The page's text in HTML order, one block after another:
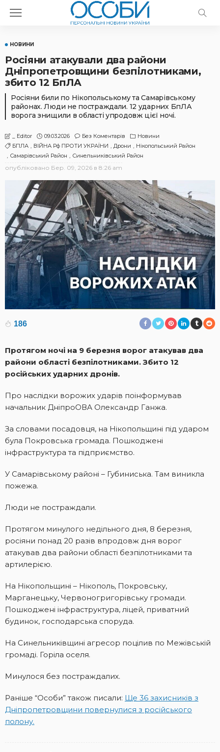
НОВИНИ
Росіяни атакували два райони
Дніпропетровщини безпілотниками,
збито 12 БпЛА
Росіяни били по Нікопольському та Самарівському
районах. Люди не постраждали. 12 ударних БпЛА
ворога знищили в області упродовж цієї ночі.
_ Editor 09.03.2026 Без Коментарів
Новини
БПЛА
ВІЙНА Рф ПРОТИ УКРАЇНИ Дрони
Нікопольський Район
Самарівський Район
Синельниківський Район
опубліковано Бер. 09, 2026 в 8:26 am
186
Протягом ночі на 9 березня ворог атакував два
райони області безпілотниками. Збито 12
російських ударних дронів.
Про наслідки ворожих ударів поінформував
начальник ДніпроОВА Олександр Ганжа.
За словами посадовця, на Нікопольщині під ударом
була Покровська громада. Пошкоджені
інфраструктура та підприємство.
У Самарівському районі – Губиниська. Там виникла
пожежа.
Люди не постраждали.
Протягом минулого недільного дня, 8 березня,
росіяни понад 20 разів впродовж дня ворог
атакував два райони області безпілотниками та
артилерією.
На Нікопольщині – Нікополь, Покровську,
Марганецьку, Червоногригорівську громади.
Пошкоджені інфраструктура, ліцей, приватний
будинок, господарська споруда.
На Синельниківщині агресор поцілив по Межівській
громаді. Горіла оселя.
Минулося без постраждалих.
Раніше “Особи” також писали: Ще 36 захисників з
Дніпропетровщини повернулися з російського
полону.